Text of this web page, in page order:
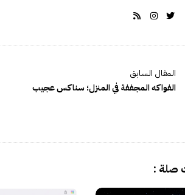
الفواكه المجففة في المنزل؛ سناكس عجيب
صلة :